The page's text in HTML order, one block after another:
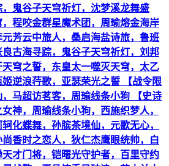
鬼谷子天穹祈灯，沈梦溪龙舞盛
程咬金群星魔术团，周瑜熔金海岸
元芳云中旅人，桑启海盐诗旅，鲁班
古海寻踪，鬼谷子天穹祈灯，刘邦
穹之誓，东皇太一噬灭天穹，太乙
逆浪荇歌，亚瑟荣光之誓 【战令限
马超访茗客，周瑜线条小狗 【史诗
神，周瑜线条小狗，西施织梦人，
化蝶舞，孙膑茶境仙，元歌无心，
香时之恋人，狄仁杰鹰眼统帅，白
才门将，铠曙光守护者，百里守约